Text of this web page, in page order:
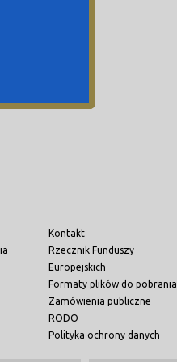
Kontakt
Rzecznik Funduszy
Europejskich
Formaty plików do pobrania
Zamówienia publiczne
RODO
Polityka ochrony danych